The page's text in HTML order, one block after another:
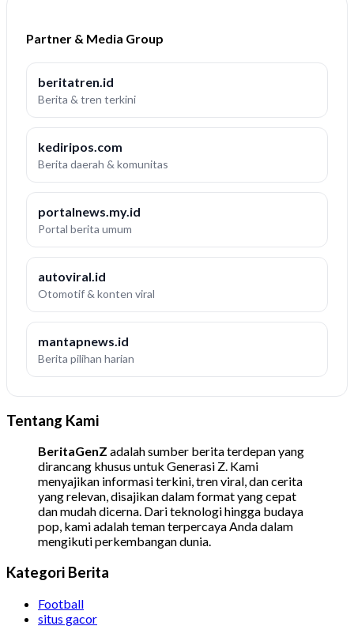
Partner & Media Group
beritatren.id
Berita & tren terkini
kediripos.com
Berita daerah & komunitas
portalnews.my.id
Portal berita umum
autoviral.id
Otomotif & konten viral
mantapnews.id
Berita pilihan harian
Tentang Kami
BeritaGenZ adalah sumber berita terdepan yang
dirancang khusus untuk Generasi Z. Kami
menyajikan informasi terkini, tren viral, dan cerita
yang relevan, disajikan dalam format yang cepat
dan mudah dicerna. Dari teknologi hingga budaya
pop, kami adalah teman terpercaya Anda dalam
mengikuti perkembangan dunia.
Kategori Berita
Football
situs gacor